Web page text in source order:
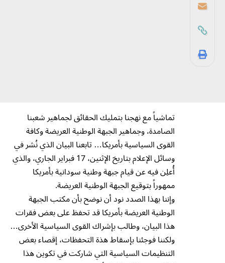
تماشياً مع نهجنا بتمليك الحقائق لجماهير شعبنا
الصامدة، وجماهير الجبهة الوطنية العريضة وكافة
القوى السياسية بأمريكا… تابعنا البيان الذي نُشر في
وسائل الإعلام بتاريخ الإثنين، 17 فبراير الجاري، والذي
أُعلِن فيه عن قيام جبهة وطنية سودانية بأمريكا
ممهوراً بتوقيع الجبهة الوطنية العريضة.
وإننا بهذا الصدد نود أن نوضح بأن مكتب الجبهة
الوطنية العريضة بأمريكا قد تحفظ على بعض فقرات
هذا البيان، وطالب بإشراك القوى السياسية الأخرى…
ولكننا فوجئنا بإسقاط هذة التحفظات، إقصاء بعض
التنظيمات السياسية التي شاركت في تكوين هذا